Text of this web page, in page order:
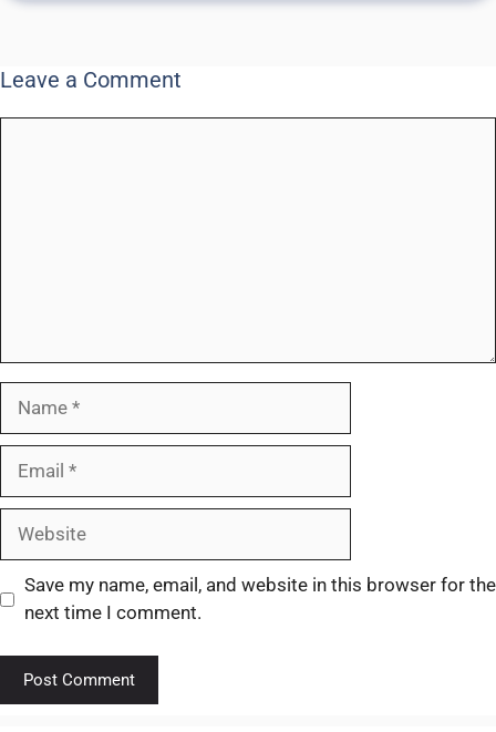
Leave a Comment
Save my name, email, and website in this browser for the
next time I comment.